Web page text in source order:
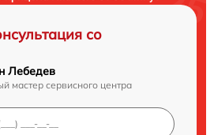
со
Лебедев
мастер сервисного центра